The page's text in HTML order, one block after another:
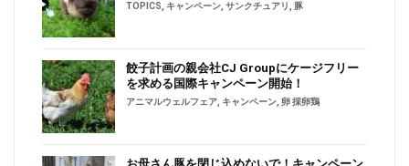
TOPICS キャンペーン サンクチュアリ 豚
餃子計画の親会社CJ Groupにケージフリー
を求める国際キャンペーン開始！
アニマルウェルフェア キャンペーン 卵 採卵鶏